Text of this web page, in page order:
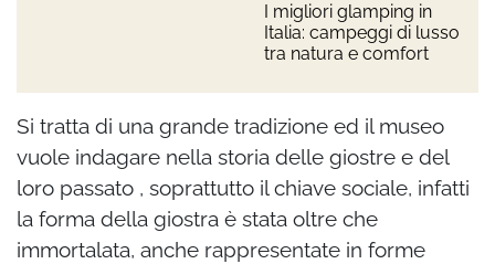
I migliori glamping in
Italia: campeggi di lusso
tra natura e comfort
Si tratta di una grande tradizione ed il museo
vuole indagare nella storia delle giostre e del
loro passato , soprattutto il chiave sociale, infatti
la forma della giostra è stata oltre che
immortalata, anche rappresentate in forme